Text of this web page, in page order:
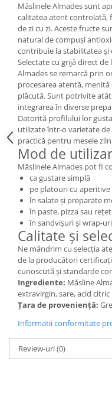
Măslinele Almades sunt
calitatea atent controlată,
de zi cu zi. Aceste fructe
natural de compuși
contribuie la stabilitatea și
Selectate cu grijă direct
Almades se remarcă prin
procesarea atentă,
plăcută. Sunt potrivite
integrarea în diverse
Datorită profilului lor
utilizate într-o varietate
practică pentru mesele
Mod de
Măslinele Almades pot fi
ca gustare simplă
pe platouri cu
în salate și preparate
în paste, pizza sau
în sandvișuri și wrap-uri
Calitate și
Ne mândrim cu selecția
de la producători
cunoscută și standarde
Ingrediente: Măsline
extravirgin, sare, acid citric
Țara de proveniență:
Informatii conformitate
Review-uri(0)